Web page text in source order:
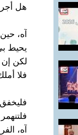
هل
آه،
يحيط
لكن إن
فلا
آه،